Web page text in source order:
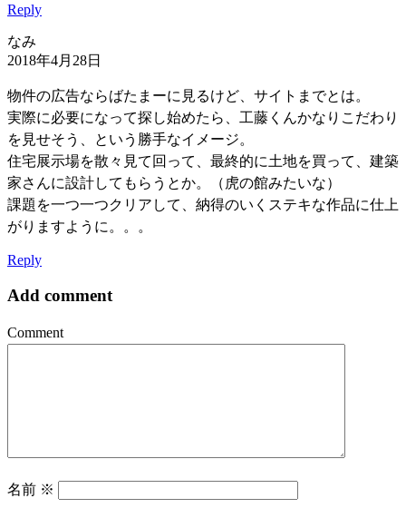
Reply
なみ
2018年4月28日
物件の広告ならばたまーに見るけど、サイトまでとは。
実際に必要になって探し始めたら、工藤くんかなりこだわり
を見せそう、という勝手なイメージ。
住宅展示場を散々見て回って、最終的に土地を買って、建築
家さんに設計してもらうとか。（虎の館みたいな）
課題を一つ一つクリアして、納得のいくステキな作品に仕上
がりますように。。。
Reply
Add comment
Comment
名前 ※